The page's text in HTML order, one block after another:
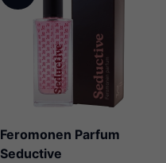
Feromonen Parfum
Seductive